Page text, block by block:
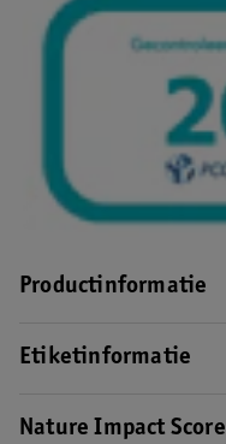
Productinformatie
Etiketinformatie
Nature Impact Score